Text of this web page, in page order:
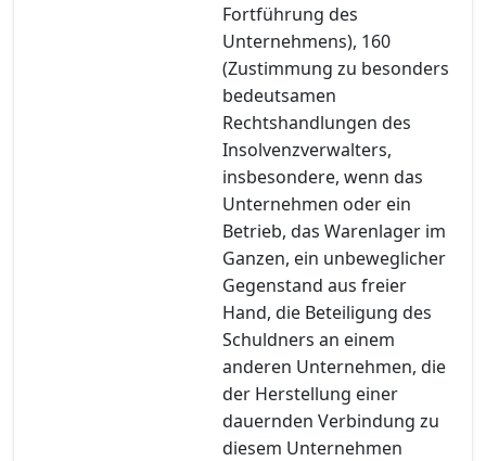
Fortführung des
Unternehmens), 160
(Zustimmung zu besonders
bedeutsamen
Rechtshandlungen des
Insolvenzverwalters,
insbesondere, wenn das
Unternehmen oder ein
Betrieb, das Warenlager im
Ganzen, ein unbeweglicher
Gegenstand aus freier
Hand, die Beteiligung des
Schuldners an einem
anderen Unternehmen, die
der Herstellung einer
dauernden Verbindung zu
diesem Unternehmen